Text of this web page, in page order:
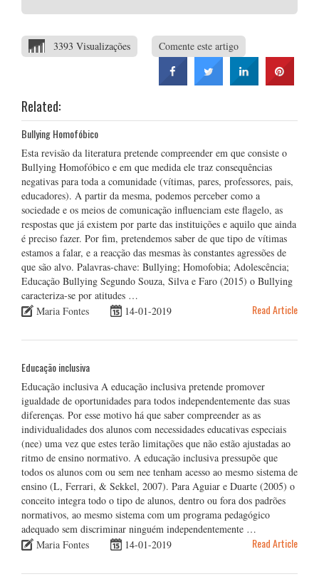
3393 Visualizações Comente este artigo
Related:
Bullying Homofóbico
Esta revisão da literatura pretende compreender em que consiste o
Bullying Homofóbico e em que medida ele traz consequências
negativas para toda a comunidade (vítimas, pares, professores, pais,
educadores). A partir da mesma, podemos perceber como a
sociedade e os meios de comunicação influenciam este flagelo, as
respostas que já existem por parte das instituições e aquilo que ainda
é preciso fazer. Por fim, pretendemos saber de que tipo de vítimas
estamos a falar, e a reacção das mesmas às constantes agressões de
que são alvo. Palavras-chave: Bullying; Homofobia; Adolescência;
Educação Bullying Segundo Souza, Silva e Faro (2015) o Bullying
caracteriza-se por atitudes …
Maria Fontes
14-01-2019 Read Article
Educação inclusiva
Educação inclusiva A educação inclusiva pretende promover
igualdade de oportunidades para todos independentemente das suas
diferenças. Por esse motivo há que saber compreender as as
individualidades dos alunos com necessidades educativas especiais
(nee) uma vez que estes terão limitações que não estão ajustadas ao
ritmo de ensino normativo. A educação inclusiva pressupõe que
todos os alunos com ou sem nee tenham acesso ao mesmo sistema de
ensino (L, Ferrari, & Sekkel, 2007). Para Aguiar e Duarte (2005) o
conceito integra todo o tipo de alunos, dentro ou fora dos padrões
normativos, ao mesmo sistema com um programa pedagógico
adequado sem discriminar ninguém independentemente …
Maria Fontes
14-01-2019 Read Article